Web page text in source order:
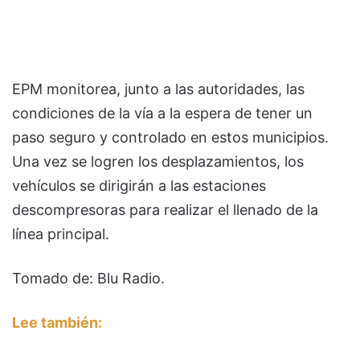
EPM monitorea, junto a las autoridades, las
condiciones de la vía a la espera de tener un
paso seguro y controlado en estos municipios.
Una vez se logren los desplazamientos, los
vehículos se dirigirán a las estaciones
descompresoras para realizar el llenado de la
línea principal.
Tomado de: Blu Radio.
Lee también: